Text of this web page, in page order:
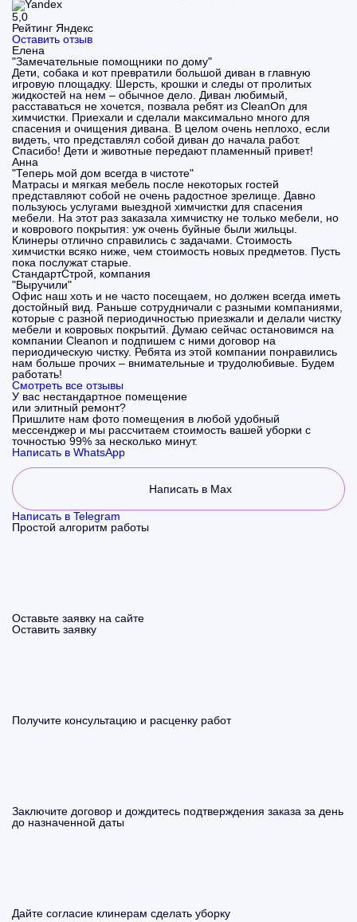
5,0
Рейтинг Яндекс
Оставить отзыв
Елена
"Замечательные помощники по дому"
Дети, собака и кот превратили большой диван в главную
игровую площадку. Шерсть, крошки и следы от пролитых
жидкостей на нем – обычное дело. Диван любимый,
расставаться не хочется, позвала ребят из CleanOn для
химчистки. Приехали и сделали максимально много для
спасения и очищения дивана. В целом очень неплохо, если
видеть, что представлял собой диван до начала работ.
Спасибо! Дети и животные передают пламенный привет!
Анна
"Теперь мой дом всегда в чистоте"
Матрасы и мягкая мебель после некоторых гостей
представляют собой не очень радостное зрелище. Давно
пользуюсь услугами выездной химчистки для спасения
мебели. На этот раз заказала химчистку не только мебели, но
и коврового покрытия: уж очень буйные были жильцы.
Клинеры отлично справились с задачами. Стоимость
химчистки всяко ниже, чем стоимость новых предметов. Пусть
пока послужат старые.
СтандартСтрой, компания
"Выручили"
Офис наш хоть и не часто посещаем, но должен всегда иметь
достойный вид. Раньше сотрудничали с разными компаниями,
которые с разной периодичностью приезжали и делали чистку
мебели и ковровых покрытий. Думаю сейчас остановимся на
компании Cleanon и подпишем с ними договор на
периодическую чистку. Ребята из этой компании понравились
нам больше прочих – внимательные и трудолюбивые. Будем
работать!
Смотреть все отзывы
У вас нестандартное помещение
или элитный ремонт?
Пришлите нам фото помещения в любой удобный
мессенджер и мы рассчитаем стоимость вашей уборки с
точностью 99% за несколько минут.
Написать в WhatsApp
Написать в Max
Написать в Telegram
Простой алгоритм работы
Оставьте заявку на сайте
Оставить заявку
Получите консультацию и расценку работ
Заключите договор и дождитесь подтверждения заказа за день
до назначенной даты
Дайте согласие клинерам сделать уборку